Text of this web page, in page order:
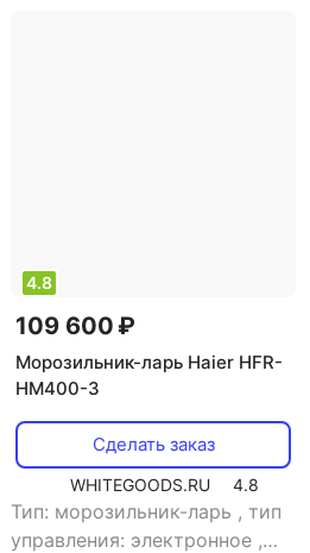
4.8
109 600 ₽
Морозильник-ларь Haier HFR-
HM400-3
Сделать заказ
WHITEGOODS.RU 4.8
Тип: морозильник-ларь , тип
управления: электронное ,